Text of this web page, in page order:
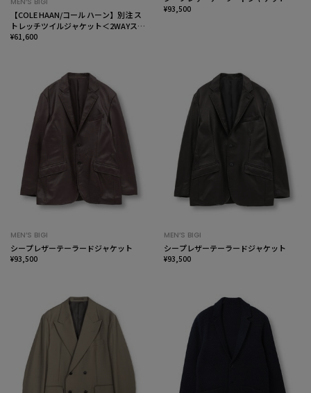
【COLE HAAN/コール ハーン】別注 ス
トレッチツイルジャケット＜2WAYスト
レッチ＞
¥61,600
¥93,500
MEN’S BIGI
シープレザーテーラードジャケット
¥93,500
MEN’S BIGI
シープレザーテーラードジャケット
¥93,500